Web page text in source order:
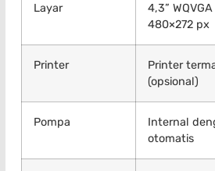
Layar
4,3”
480×272 px
Printer
Printer
(opsional)
Pompa
Internal
otomatis